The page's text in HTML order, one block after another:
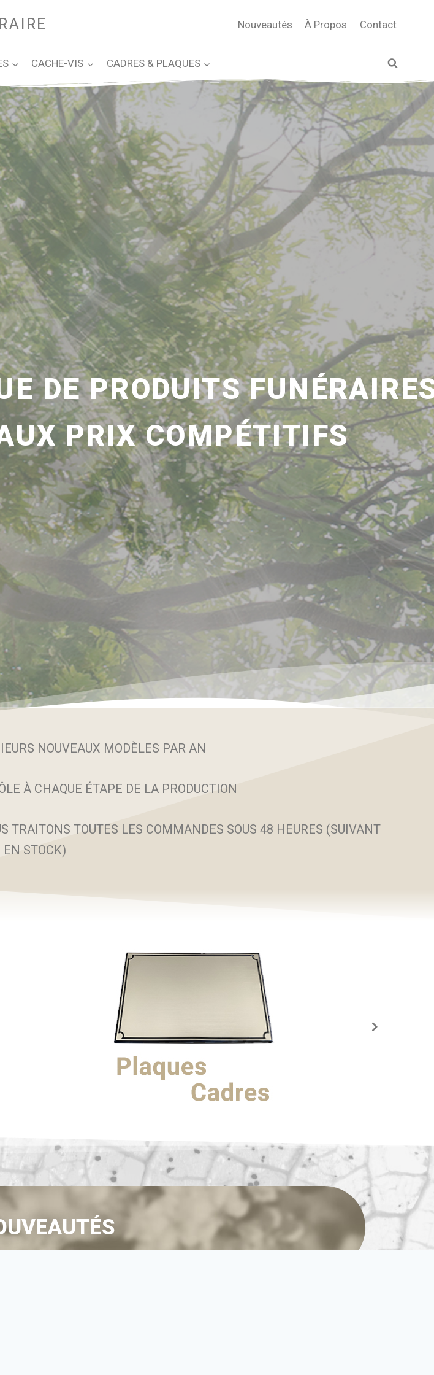
Nouveautés À Propos Contact
CACHE-VIS CADRES & PLAQUES
DE PRODUITS
PRIX COMPÉTITIFS
NOUVEAUX MODÈLES PAR AN
À CHAQUE ÉTAPE DE LA PRODUCTION
TRAITONS TOUTES LES COMMANDES SOUS 48 HEURES (SUIVANT
STOCK)